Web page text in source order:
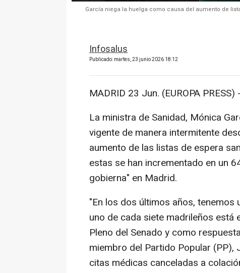
García niega la huelga como causa del aumento de
Infosalus
Publicado: martes, 23 junio 2026 18:12
MADRID 23 Jun. (EUROPA PRESS) -
La ministra de Sanidad, Mónica
vigente de manera intermitente
aumento de las listas de espera
estas se han incrementado en un
gobierna" en Madrid.
"En los dos últimos años, tenemos
uno de cada siete madrileños está
Pleno del Senado y como
miembro del Partido Popular (PP),
citas médicas canceladas a